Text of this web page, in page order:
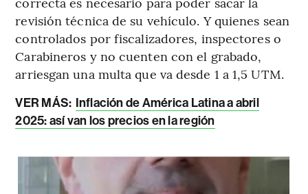
revisión técnica de su vehículo. Y quienes sean
controlados por fiscalizadores, inspectores o
Carabineros y no cuenten con el grabado,
arriesgan una multa que va desde 1 a 1,5 UTM.
VER MÁS: Inflación de América Latina a abril
2025: así van los precios en la región